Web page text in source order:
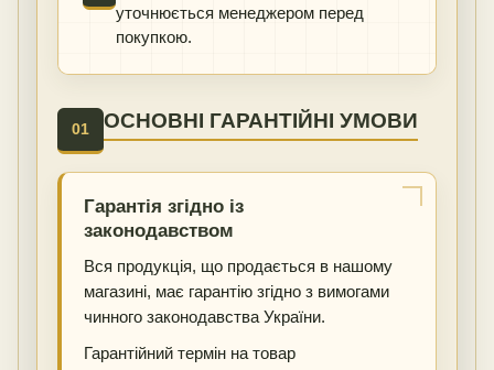
уточнюється менеджером перед
покупкою.
01 ОСНОВНІ ГАРАНТІЙНІ УМОВИ
Гарантія згідно із
законодавством
Вся продукція, що продається в нашому
магазині, має гарантію згідно з вимогами
чинного законодавства України.
Гарантійний термін на товар